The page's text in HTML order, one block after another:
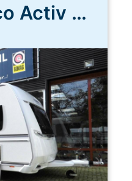
Fendt Bianco Activ 465 SGE